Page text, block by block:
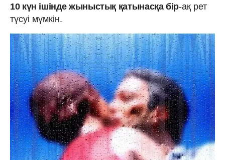
10 күн ішінде жыныстық қатынасқа бір-ақ рет
түсуі мүмкін.